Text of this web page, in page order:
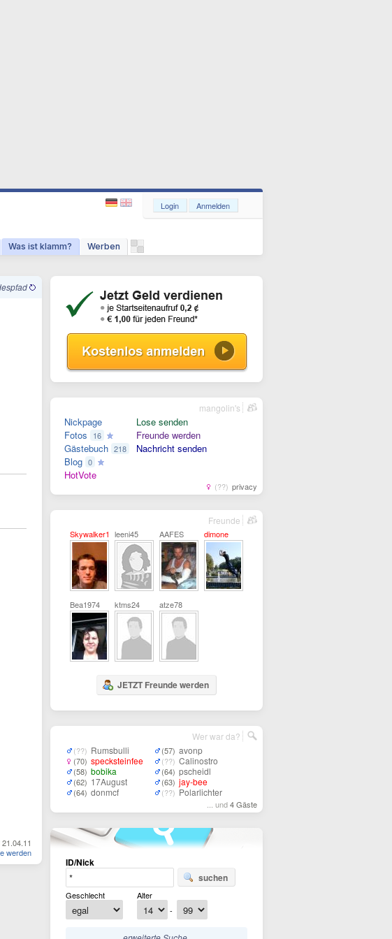
Was ist klamm? Werben
Login Anmelden
werden
Nickpage
Fotos
16
Gästebuch 218
Blog 0
HotVote
Lose senden
Freunde werden
Nachricht senden
(??) privacy
mangolin's
Skywalker1 leeni45 AAFES dimone
Bea1974 ktms24 atze78
JETZT Freunde werden
Freunde
(??) Rumsbulli
(70) specksteinfee
(58) bobika
(62) 17August
(64) donmcf
(57) avonp
(??) Calinostro
(64) pscheidl
(63) jay-bee
(??) Polarlichter
... und4 Gäste
Wer war da?
ID/Nick
suchen
Geschlecht
Alter
-